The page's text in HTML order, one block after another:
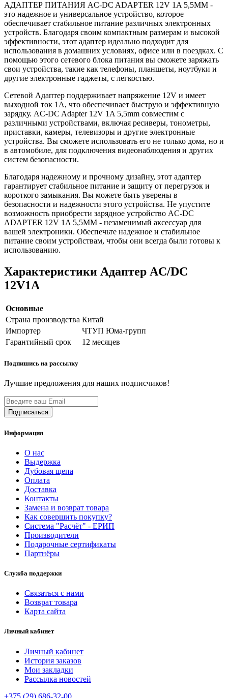
АДАПТЕР ПИТАНИЯ AC-DC ADAPTER 12V 1A 5,5MM -
это надежное и универсальное устройство, которое
обеспечивает стабильное питание различных электронных
устройств. Благодаря своим компактным размерам и высокой
эффективности, этот адаптер идеально подходит для
использования в домашних условиях, офисе или в поездках. С
помощью этого сетевого блока питания вы сможете заряжать
свои устройства, такие как телефоны, планшеты, ноутбуки и
другие электронные гаджеты, с легкостью.
Сетевой Адаптер поддерживает напряжение 12V и имеет
выходной ток 1A, что обеспечивает быструю и эффективную
зарядку. AC-DC Adapter 12V 1A 5,5mm совместим с
различными устройствами, включая ресиверы, тонометры,
приставки, камеры, телевизоры и другие электронные
устройства. Вы сможете использовать его не только дома, но и
в автомобиле, для подключения видеонаблюдения и других
систем безопасности.
Благодаря надежному и прочному дизайну, этот адаптер
гарантирует стабильное питание и защиту от перегрузок и
короткого замыкания. Вы можете быть уверены в
безопасности и надежности этого устройства. Не упустите
возможность приобрести зарядное устройство AC-DC
ADAPTER 12V 1A 5,5MM - незаменимый аксессуар для
вашей электроники. Обеспечьте надежное и стабильное
питание своим устройствам, чтобы они всегда были готовы к
использованию.
Характеристики Адаптер AC/DC
12V1А
Основные
Страна производства Китай
Импортер
ЧТУП Юма-групп
Гарантийный срок
12 месяцев
Подпишись на рассылку
Лучшие предложения для наших подписчиков!
Информация
О нас
Выдержка
Дубовая щепа
Оплата
Доставка
Контакты
Замена и возврат товара
Как совершить покупку?
Система "Расчёт" - ЕРИП
Производители
Подарочные сертификаты
Партнёры
Служба поддержки
Связаться с нами
Возврат товара
Карта сайта
Личный кабинет
Личный кабинет
История заказов
Мои закладки
Рассылка новостей
+375 (29) 686-32-00